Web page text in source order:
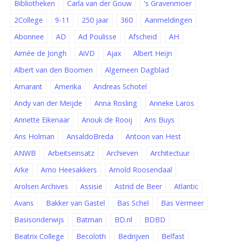
Bibliotheken Carla van der Gouw
's Gravenmoer
2College
9-11 250 jaar 360
Aanmeldingen
Abonnee
AD Ad Poulisse Afscheid
AH
Aimée de Jongh
AiVD Ajax
Albert Heijn
Albert van den Boomen
Algemeen Dagblad
Amarant
Amerika
Andreas Schotel
Andy van der Meijde
Anna Rosling
Anneke Laros
Annette Eikenaar
Anouk de Rooij
Ans Buys
Ans Holman
AnsaldoBreda
Antoon van Hest
ANWB
Arbeitseinsatz Archieven
Architectuur
Arke
Arno Heesakkers
Arnold Roosendaal
Arolsen Archives
Assisië Astrid de Beer
Atlantic
Avans
Bakker van Gastel Bas Schel
Bas Vermeer
Basisonderwijs
Batman BD.nl
BDBD
Beatrix College
Becoloth Bedrijven
Belfast